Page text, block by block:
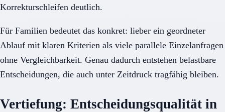
Korrekturschleifen deutlich.
Für Familien bedeutet das konkret: lieber ein geordneter
Ablauf mit klaren Kriterien als viele parallele Einzelanfragen
ohne Vergleichbarkeit. Genau dadurch entstehen belastbare
Entscheidungen, die auch unter Zeitdruck tragfähig bleiben.
Vertiefung: Entscheidungsqualität in